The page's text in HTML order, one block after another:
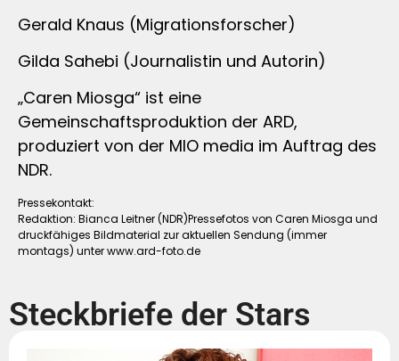
Gerald Knaus (Migrationsforscher)
Gilda Sahebi (Journalistin und Autorin)
„Caren Miosga“ ist eine
Gemeinschaftsproduktion der ARD,
produziert von der MIO media im Auftrag des
NDR.
Pressekontakt:
Redaktion: Bianca Leitner (NDR)Pressefotos von Caren Miosga und
druckfähiges Bildmaterial zur aktuellen Sendung (immer
montags) unter www.ard-foto.de
Steckbriefe der Stars